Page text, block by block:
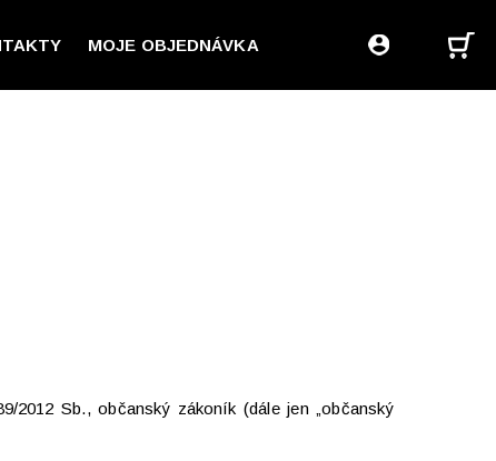
MOJE OBJEDNÁVKA
2012 Sb., občanský zákoník (dále jen „občanský